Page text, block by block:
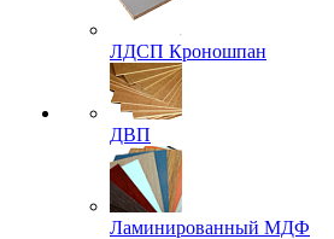
ЛДСП Кроношпан
ДВП
Ламинированный МДФ